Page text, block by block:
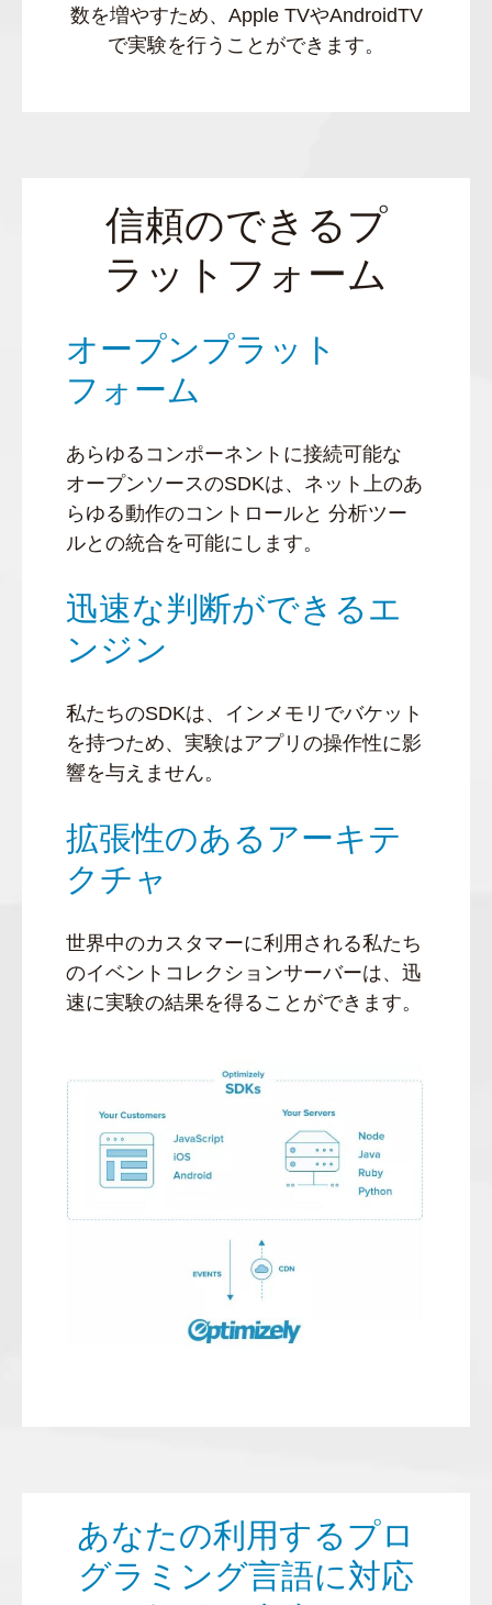
数を増やすため、Apple TVやAndroidTV
で実験を行うことができます。
信頼のできるプ
ラットフォーム
オープンプラット
フォーム
あらゆるコンポーネントに接続可能な
オープンソースのSDKは、ネット上のあ
らゆる動作のコントロールと 分析ツー
ルとの統合を可能にします。
迅速な判断ができるエ
ンジン
私たちのSDKは、インメモリでバケット
を持つため、実験はアプリの操作性に影
響を与えません。
拡張性のあるアーキテ
クチャ
世界中のカスタマーに利用される私たち
のイベントコレクションサーバーは、迅
速に実験の結果を得ることができます。
あなたの利用するプロ
グラミング言語に対応